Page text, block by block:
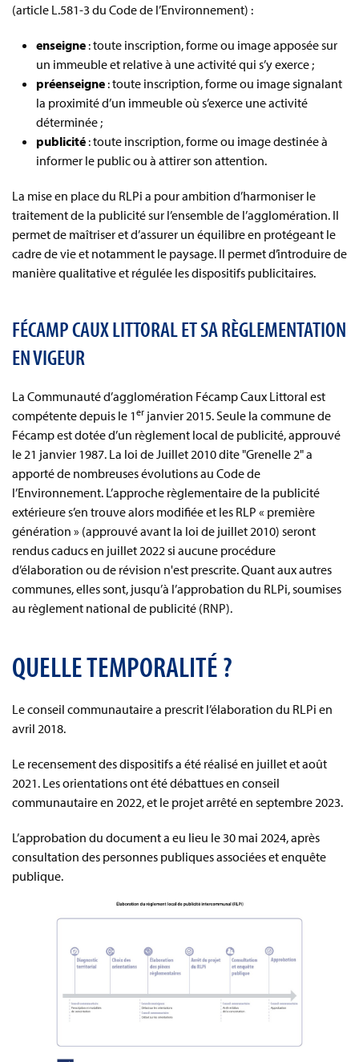
(article L.581-3 du Code de l’Environnement) :
enseigne : toute inscription, forme ou image apposée sur
un immeuble et relative à une activité qui s’y exerce ;
préenseigne : toute inscription, forme ou image signalant
la proximité d’un immeuble où s’exerce une activité
déterminée ;
publicité : toute inscription, forme ou image destinée à
informer le public ou à attirer son attention.
La mise en place du RLPi a pour ambition d’harmoniser le
traitement de la publicité sur l’ensemble de l’agglomération. Il
permet de maîtriser et d’assurer un équilibre en protégeant le
cadre de vie et notamment le paysage. Il permet d’introduire de
manière qualitative et régulée les dispositifs publicitaires.
FÉCAMP CAUX LITTORAL ET SA RÈGLEMENTATION
EN VIGEUR
La Communauté d’agglomération Fécamp Caux Littoral est
compétente depuis le 1er janvier 2015. Seule la commune de
Fécamp est dotée d’un règlement local de publicité, approuvé
le 21 janvier 1987. La loi de Juillet 2010 dite "Grenelle 2" a
apporté de nombreuses évolutions au Code de
l’Environnement. L’approche règlementaire de la publicité
extérieure s’en trouve alors modifiée et les RLP « première
génération » (approuvé avant la loi de juillet 2010) seront
rendus caducs en juillet 2022 si aucune procédure
d’élaboration ou de révision n'est prescrite. Quant aux autres
communes, elles sont, jusqu’à l’approbation du RLPi, soumises
au règlement national de publicité (RNP).
QUELLE TEMPORALITÉ ?
Le conseil communautaire a prescrit l’élaboration du RLPi en
avril 2018.
Le recensement des dispositifs a été réalisé en juillet et août
2021. Les orientations ont été débattues en conseil
communautaire en 2022, et le projet arrêté en septembre 2023.
L’approbation du document a eu lieu le 30 mai 2024, après
consultation des personnes publiques associées et enquête
publique.